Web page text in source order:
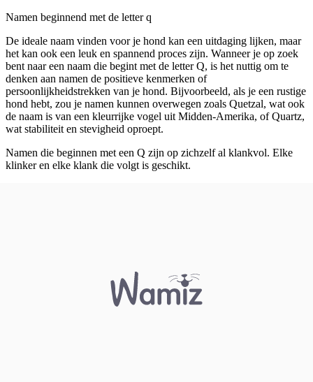
Namen beginnend met de letter q
De ideale naam vinden voor je hond kan een uitdaging lijken, maar
het kan ook een leuk en spannend proces zijn. Wanneer je op zoek
bent naar een naam die begint met de letter Q, is het nuttig om te
denken aan namen de positieve kenmerken of
persoonlijkheidstrekken van je hond. Bijvoorbeeld, als je een rustige
hond hebt, zou je namen kunnen overwegen zoals Quetzal, wat ook
de naam is van een kleurrijke vogel uit Midden-Amerika, of Quartz,
wat stabiliteit en stevigheid oproept.
Namen die beginnen met een Q zijn op zichzelf al klankvol. Elke
klinker en elke klank die volgt is geschikt.